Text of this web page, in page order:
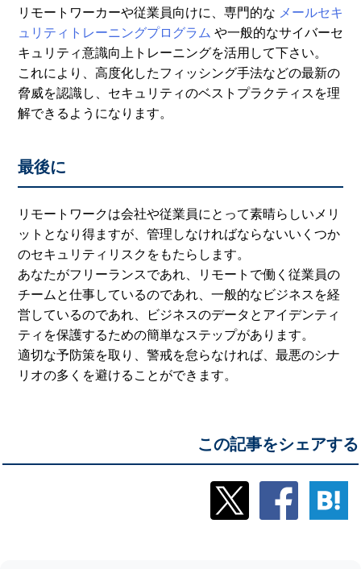
リモートワーカーや従業員向けに、専門的な メールセキ
ュリティトレーニングプログラム や一般的なサイバーセ
キュリティ意識向上トレーニングを活用して下さい。
これにより、高度化したフィッシング手法などの最新の
脅威を認識し、セキュリティのベストプラクティスを理
解できるようになります。
最後に
リモートワークは会社や従業員にとって素晴らしいメリ
ットとなり得ますが、管理しなければならないいくつか
のセキュリティリスクをもたらします。
あなたがフリーランスであれ、リモートで働く従業員の
チームと仕事しているのであれ、一般的なビジネスを経
営しているのであれ、ビジネスのデータとアイデンティ
ティを保護するための簡単なステップがあります。
適切な予防策を取り、警戒を怠らなければ、最悪のシナ
リオの多くを避けることができます。
この記事をシェアする